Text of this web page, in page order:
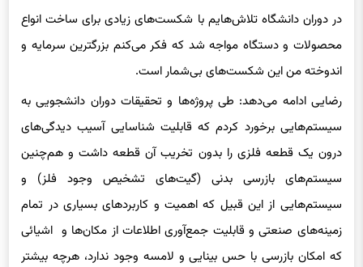
در دوران دانشگاه تلاش‌هایم با شکست‌های زیادی برای ساخت انواع
محصولات و دستگاه مواجه شد که فکر می‌کنم بزرگترین سرمایه و
اندوخته من این شکست‌های بی‌شمار است.
رضایی ادامه می‌دهد: طی پروژه‌ها و تحقیقات دوران دانشجویی به
سیستم‌هایی برخورد کردم که قابلیت شناسایی آسیب دیدگی‌های
درون یک قطعه فلزی را بدون تخریب آن قطعه داشت و هم‌چنین
سیستم‌های بازرسی بدنی (گیت‌های تشخیص وجود فلز) و
سیستم‌هایی از این قبیل که اهمیت و کاربردهای بسیاری در تمام
زمینه‌های صنعتی و قابلیت جمع‌آوری اطلاعات از مکان‌ها و اشیائی
که امکان بازرسی با حس بینایی و لامسه وجود ندارد، هرچه بیشتر